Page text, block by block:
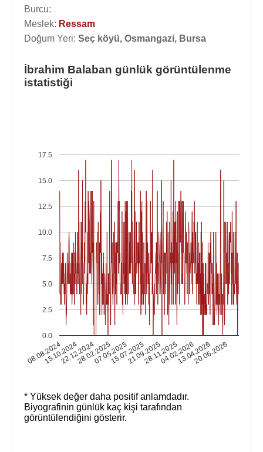
Burcu:
Meslek: Ressam
Doğum Yeri: Seç köyü, Osmangazi, Bursa
İbrahim Balaban günlük görüntülenme
istatistiği
08.08.2024
15.10.202422.12.202428.02.202507.05.202515.07.202521.09.202528.11.202504.02.202613.04.2026
20.06.2026
0.0
2.5
5.0
7.5
10.0
12.5
15.0
17.5
* Yüksek değer daha positif anlamdadır.
Biyografinin günlük kaç kişi tarafından
görüntülendiğini gösterir.